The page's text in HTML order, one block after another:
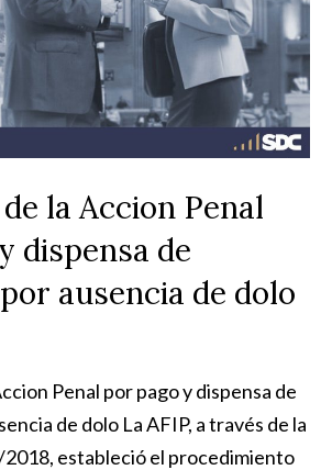
la Accion Penal
dispensa de
ausencia de dolo
Penal por pago y dispensa de
de dolo La AFIP, a través de la
estableció el procedimiento